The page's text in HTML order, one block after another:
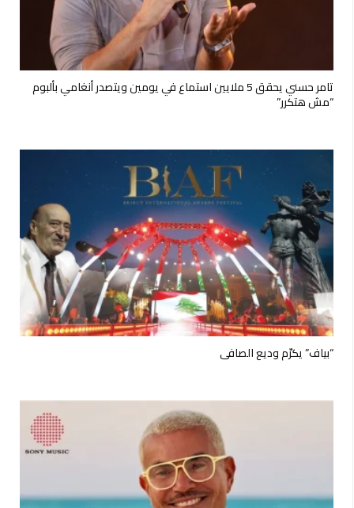
تامر حسني يحقق 5 ملايين استماع في يومين ويتصدر أنغامي بألبوم
“مش هتكرر”
“بياف” يكرّم وديع الصافي